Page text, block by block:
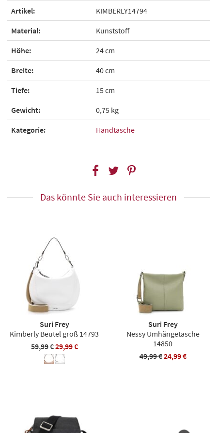
Artikel: KIMBERLY14794
Material: Kunststoff
Höhe: 24 cm
Breite: 40 cm
Tiefe: 15 cm
Gewicht: 0,75 kg
Kategorie: Handtasche
Das könnte Sie auch interessieren
Suri Frey
Kimberly Beutel groß 14793
59,99 €29,99 €
Suri Frey
Nessy Umhängetasche
14850
49,99 €24,99 €